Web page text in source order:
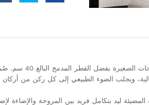
1. صغير الحجم وفعال:
ويجلب الضوء الطبيعي إلى كل ركن من أركان
ليد بتكامل فريد بين المروحة والإضاءة